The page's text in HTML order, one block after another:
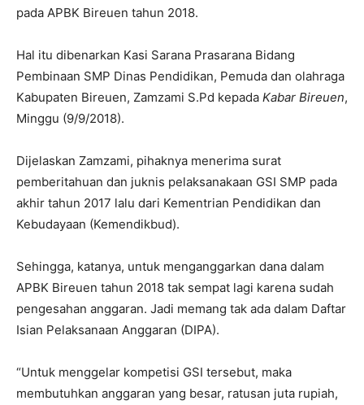
pada APBK Bireuen tahun 2018.
Hal itu dibenarkan Kasi Sarana Prasarana Bidang
Pembinaan SMP Dinas Pendidikan, Pemuda dan olahraga
Kabupaten Bireuen, Zamzami S.Pd kepada Kabar Bireuen,
Minggu (9/9/2018).
Dijelaskan Zamzami, pihaknya menerima surat
pemberitahuan dan juknis pelaksanakaan GSI SMP pada
akhir tahun 2017 lalu dari Kementrian Pendidikan dan
Kebudayaan (Kemendikbud).
Sehingga, katanya, untuk menganggarkan dana dalam
APBK Bireuen tahun 2018 tak sempat lagi karena sudah
pengesahan anggaran. Jadi memang tak ada dalam Daftar
Isian Pelaksanaan Anggaran (DIPA).
“Untuk menggelar kompetisi GSI tersebut, maka
membutuhkan anggaran yang besar, ratusan juta rupiah,